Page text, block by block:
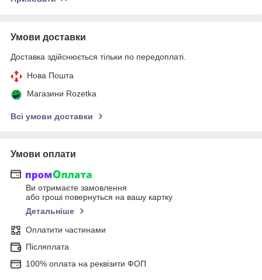
Умови доставки
Доставка здійснюється тільки по передоплаті.
Нова Пошта
Магазини Rozetka
Всі умови доставки
Умови оплати
Ви отримаєте замовлення
або гроші повернуться на вашу картку
Детальніше
Оплатити частинами
Післяплата
100% оплата на реквізити ФОП